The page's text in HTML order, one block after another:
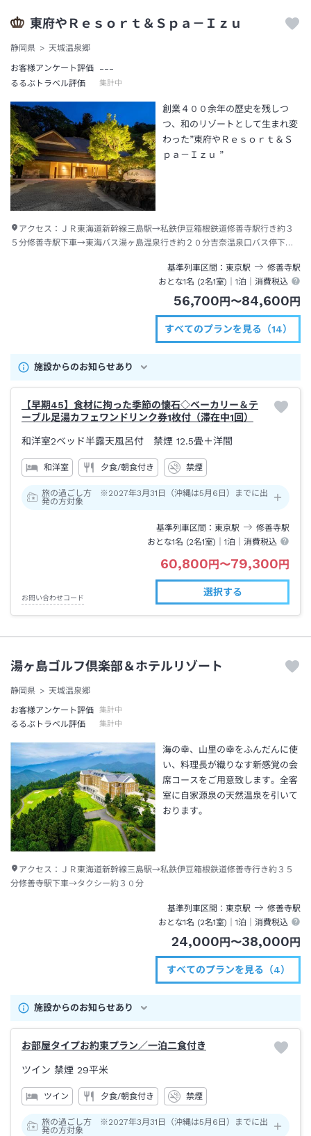
東府やＲｅｓｏｒｔ＆Ｓｐａ－Ｉｚｕ
静岡県 天城温泉郷
お客様アンケート評価 ---
るるぶトラベル評価 集計中
創業４００余年の歴史を残しつ
つ、和のリゾートとして生まれ変
わった”東府やＲｅｓｏｒｔ＆Ｓ
ｐａ－Ｉｚｕ ”
アクセス： ＪＲ東海道新幹線三島駅→私鉄伊豆箱根鉄道修善寺駅行き約３
５分修善寺駅下車→東海バス湯ヶ島温泉行き約２０分吉奈温泉口バス停下車
基準列車区間
東京駅 修善寺駅
おとな1名 (2名1室)｜1泊 ｜消費税込
56,700円〜84,600円
すべてのプランを見る（14）
施設からのお知らせあり
【早期45】食材に拘った季節の懐石◇ベーカリー＆テ
ーブル足湯カフェワンドリンク券1枚付（滞在中1回）
和洋室2ベッド半露天風呂付 禁煙 12.5畳＋洋間
和洋室 夕食/朝食付き 禁煙
旅の過ごし方 ※2027年3月31日（沖縄は5月6日）までに出
発の方対象
基準列車区間 東京駅 修善寺駅
おとな1名 (2名1室)｜1泊 ｜消費税込
60,800円〜79,300円
お問い合わせコード
選択する
湯ヶ島ゴルフ倶楽部＆ホテルリゾート
静岡県
天城温泉郷
お客様アンケート評価
集計中
るるぶトラベル評価 集計中
海の幸、山里の幸をふんだんに使
い、料理長が織りなす新感覚の会
席コースをご用意致します。全客
室に自家源泉の天然温泉を引いて
おります。
アクセス： ＪＲ東海道新幹線三島駅→私鉄伊豆箱根鉄道修善寺行き約３５
分修善寺駅下車→タクシー約３０分
基準列車区間 東京駅 修善寺駅
おとな1名 (2名1室)｜1泊 ｜消費税込
24,000円〜38,000円
すべてのプランを見る（4）
施設からのお知らせあり
お部屋タイプお約束プラン／一泊二食付き
ツイン 禁煙 29平米
ツイン 夕食/朝食付き 禁煙
旅の過ごし方 ※2027年3月31日（沖縄は5月6日）までに出
発の方対象